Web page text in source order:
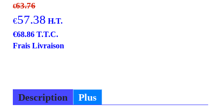
€63.76
€57.38 H.T.
€68.86 T.T.C.
Frais Livraison
Description Plus